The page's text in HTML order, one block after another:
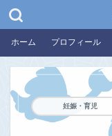
ホーム プロフィール
妊娠・育児